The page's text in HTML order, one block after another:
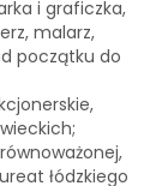
i graficzka,
malarz,
początku do
łódzkiego